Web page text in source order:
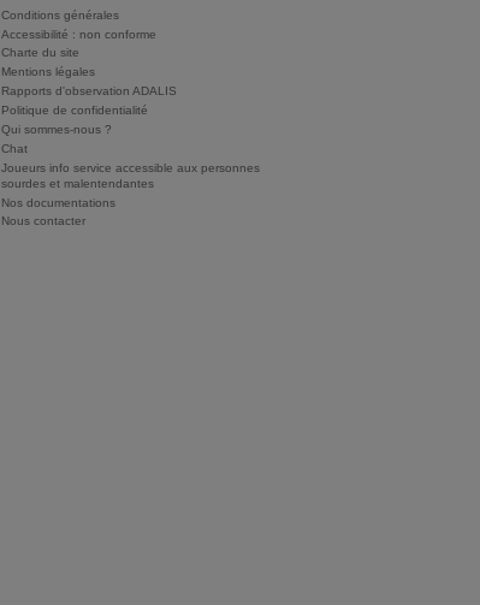
Conditions générales
Accessibilité : non conforme
Charte du site
Mentions légales
Rapports d'observation ADALIS
Politique de confidentialité
Qui sommes-nous ?
Chat
Joueurs info service accessible aux personnes
sourdes et malentendantes
Nos documentations
Nous contacter